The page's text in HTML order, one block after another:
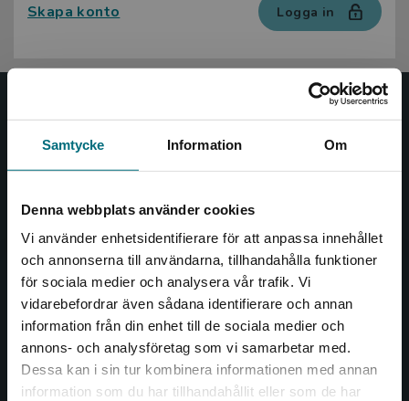
Samtycke Information Om
Denna webbplats använder cookies
Vi använder enhetsidentifierare för att anpassa innehållet
och annonserna till användarna, tillhandahålla funktioner
för sociala medier och analysera vår trafik. Vi
vidarebefordrar även sådana identifierare och annan
information från din enhet till de sociala medier och
annons- och analysföretag som vi samarbetar med.
Dessa kan i sin tur kombinera informationen med annan
information som du har tillhandahållit eller som de har
Begränsad fraktregion
Skapa konto Logga in
Nypon och Vilja
såväl barn som vuxna.
Kontakta oss
Kontakta oss
046-31 20 00
Box 141